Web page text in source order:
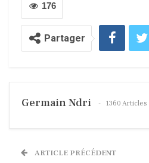
176
Partager
Germain Ndri 1360 Articles
ARTICLE PRÉCÉDENT